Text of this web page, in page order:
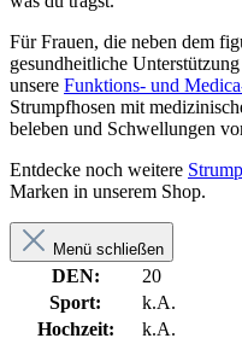
Für Frauen, die neben dem
gesundheitliche
unsere Funktions- und
Strumpfhosen mit
beleben und Schwellungen
Entdecke noch weitere
Marken in unserem Shop.
Menü schließen
DEN:
20
Sport:
k.A.
Hochzeit:
k.A.